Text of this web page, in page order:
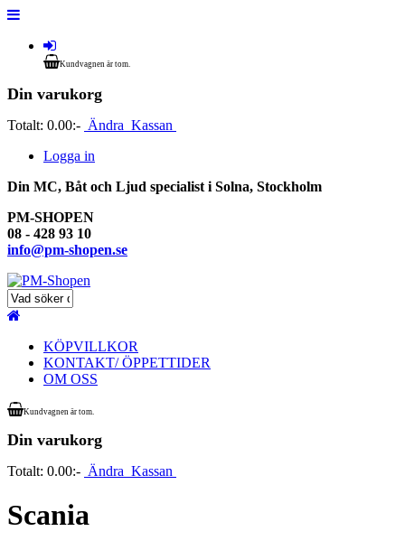
Kundvagnen är tom.
Din varukorg
Totalt: 0.00:- Ändra Kassan
Logga in
Din MC, Båt och Ljud specialist i Solna, Stockholm
PM-SHOPEN
08 - 428 93 10
info@pm-shopen.se
KÖPVILLKOR
KONTAKT/ ÖPPETTIDER
OM OSS
Kundvagnen är tom.
Din varukorg
Totalt: 0.00:- Ändra Kassan
Scania